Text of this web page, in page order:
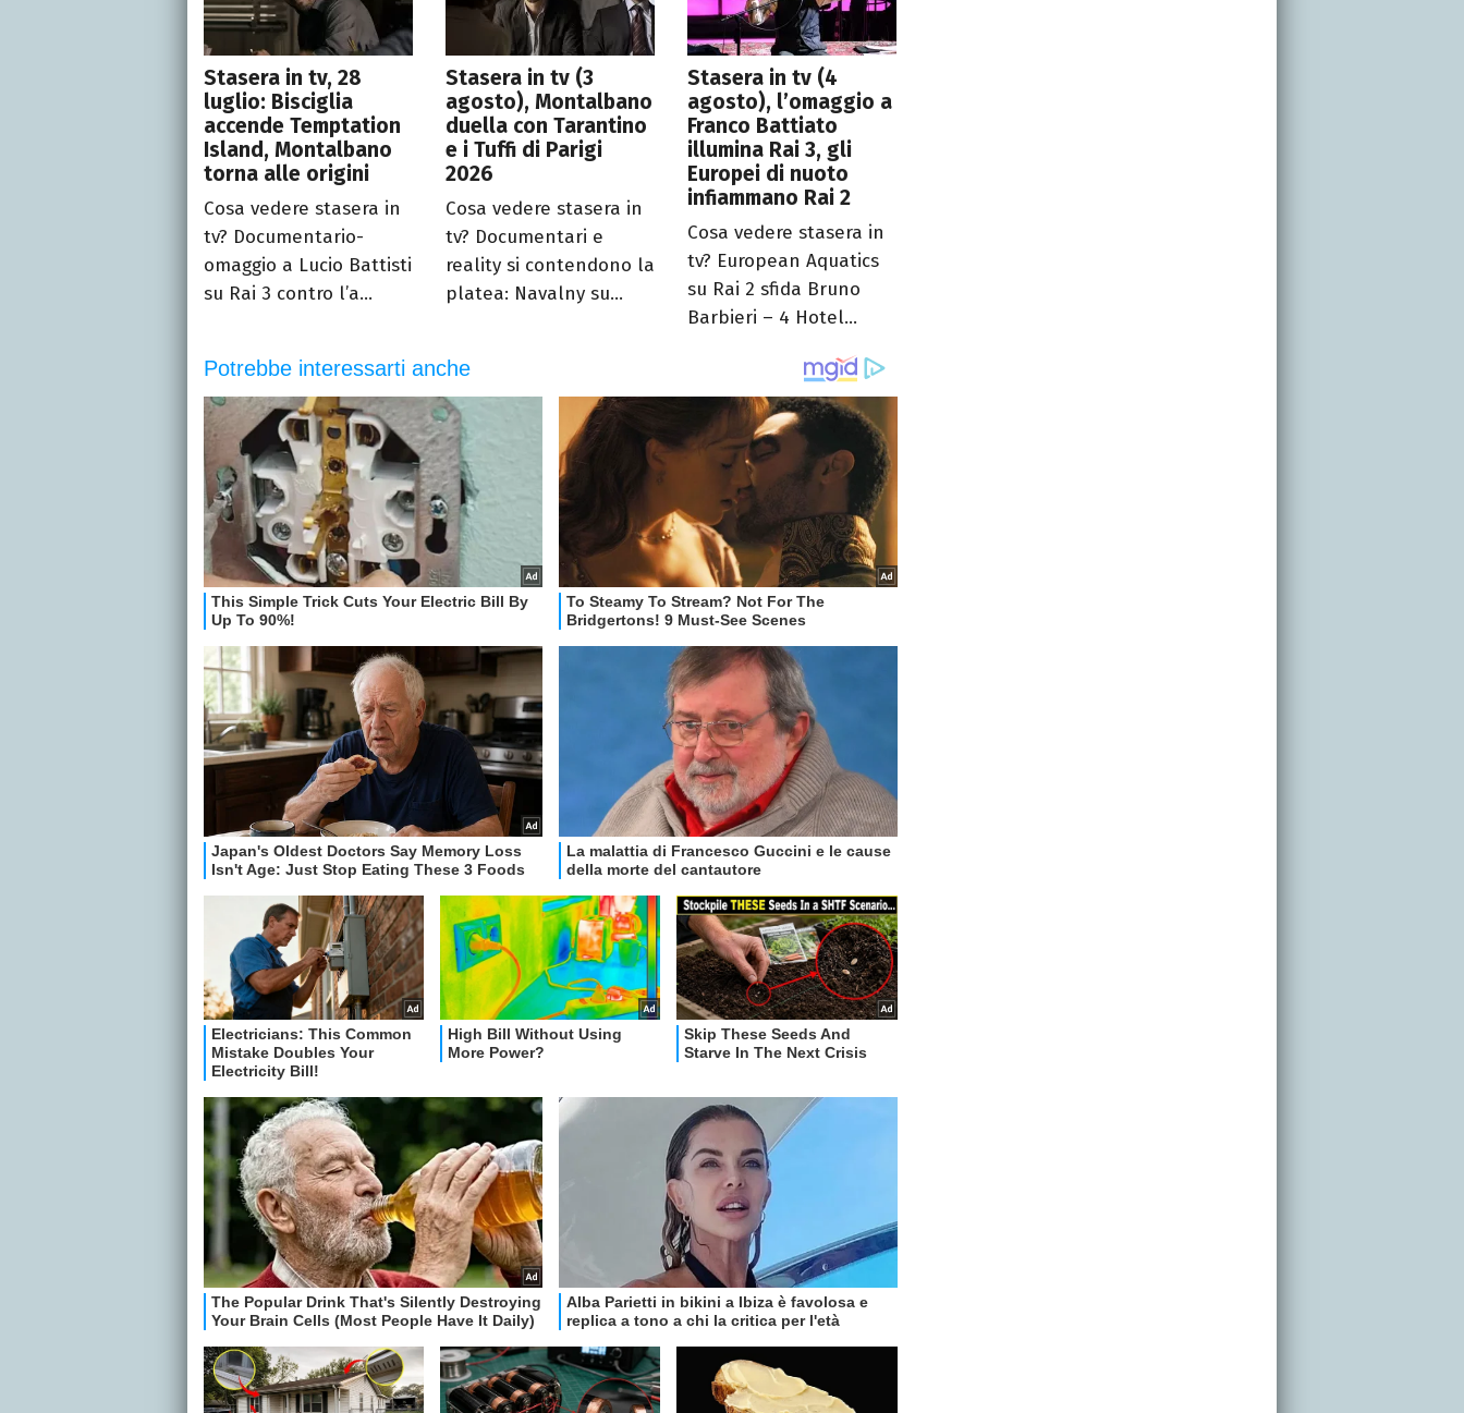
Stasera in tv, 28
luglio: Bisciglia
accende Temptation
Island, Montalbano
torna alle origini
Cosa vedere stasera in
tv? Documentario-
omaggio a Lucio Battisti
su Rai 3 contro l’a...
Stasera in tv (3
agosto), Montalbano
duella con Tarantino
e i Tuffi di Parigi
2026
Cosa vedere stasera in
tv? Documentari e
reality si contendono la
platea: Navalny su...
Stasera in tv (4
agosto), l’omaggio a
Franco Battiato
illumina Rai 3, gli
Europei di nuoto
infiammano Rai 2
Cosa vedere stasera in
tv? European Aquatics
su Rai 2 sfida Bruno
Barbieri – 4 Hotel...